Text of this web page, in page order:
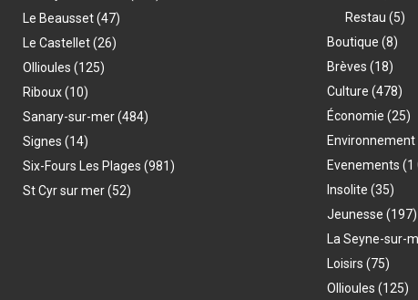
Le Beausset(47)
Le Castellet(26)
Ollioules (125)
Riboux(10)
Sanary-sur-mer(484)
Signes (14)
Six-Fours Les Plages (981)
St Cyr sur mer(52)
Restau (5)
Boutique (8)
Brèves (18)
Culture (478)
Économie (25)
Environnement
Evenements (1
Insolite (35)
Jeunesse (197)
La Seyne-sur-
Loisirs (75)
Ollioules (125)